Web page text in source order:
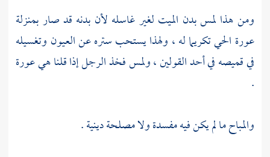
ومن هذا لمس بدن الميت لغير غاسله لأن بدنه قد صار بمنزلة
عورة الحي تكريما له ، ولهذا يستحب ستره عن العيون وتغسيله
في قميصه في أحد القولين ، ولمس فخذ الرجل إذا قلنا هي عورة
.
والمباح ما لم يكن فيه مفسدة ولا مصلحة دينية .